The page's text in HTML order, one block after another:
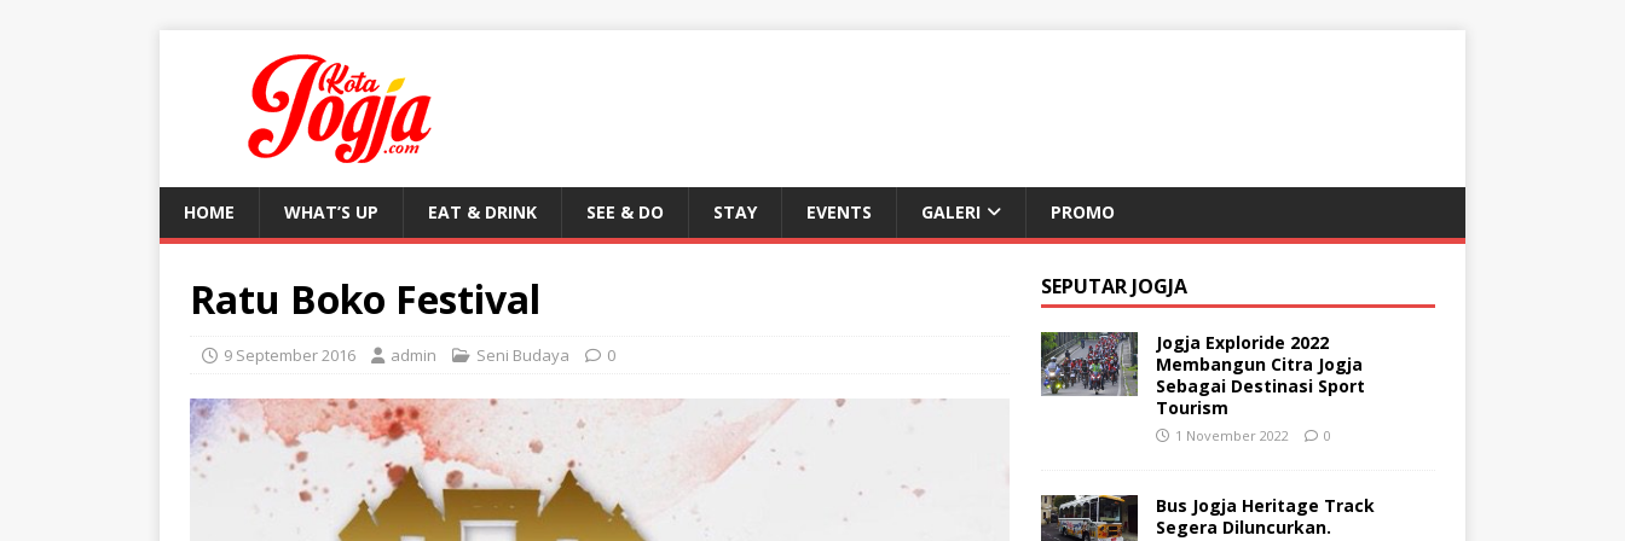
HOME WHAT’S UP EAT & DRINK SEE & DO STAY EVENTS GALERI PROMO
Ratu Boko Festival
9 September 2016 admin Seni Budaya 0
SEPUTAR JOGJA
Jogja Exploride 2022
Membangun Citra Jogja
Sebagai Destinasi Sport
Tourism
1 November 2022 0
Bus Jogja Heritage Track
Segera Diluncurkan.